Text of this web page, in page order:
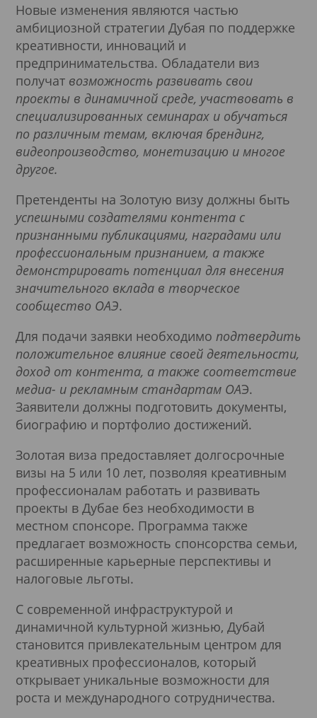
Новые изменения являются частью
амбициозной стратегии Дубая по поддержке
креативности, инноваций и
предпринимательства. Обладатели виз
получат возможность развивать свои
проекты в динамичной среде, участвовать в
специализированных семинарах и обучаться
по различным темам, включая брендинг,
видеопроизводство, монетизацию и многое
другое.
Претенденты на Золотую визу должны быть
успешными создателями контента с
признанными публикациями, наградами или
профессиональным признанием, а также
демонстрировать потенциал для внесения
значительного вклада в творческое
сообщество ОАЭ.
Для подачи заявки необходимо подтвердить
положительное влияние своей деятельности,
доход от контента, а также соответствие
медиа- и рекламным стандартам ОАЭ.
Заявители должны подготовить документы,
биографию и портфолио достижений.
Золотая виза предоставляет долгосрочные
визы на 5 или 10 лет, позволяя креативным
профессионалам работать и развивать
проекты в Дубае без необходимости в
местном спонсоре. Программа также
предлагает возможность спонсорства семьи,
расширенные карьерные перспективы и
налоговые льготы.
С современной инфраструктурой и
динамичной культурной жизнью, Дубай
становится привлекательным центром для
креативных профессионалов, который
открывает уникальные возможности для
роста и международного сотрудничества.